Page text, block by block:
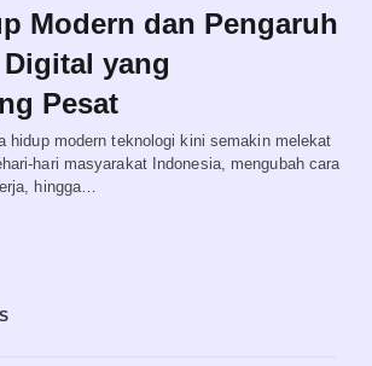
Modern dan Pengaruh
yang
Pesat
hidup modern teknologi kini semakin melekat
hari masyarakat Indonesia, mengubah cara
hingga…